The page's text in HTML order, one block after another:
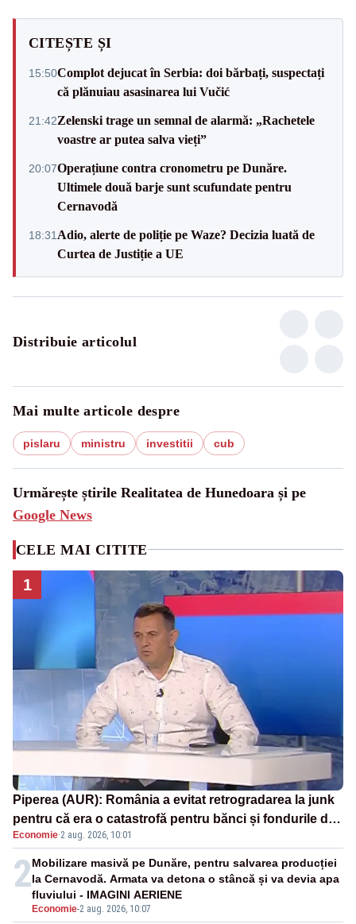
CITEȘTE ȘI
15:50Complot dejucat în Serbia: doi bărbați, suspectați
că plănuiau asasinarea lui Vučić
21:42Zelenski trage un semnal de alarmă: „Rachetele
voastre ar putea salva vieți”
20:07Operațiune contra cronometru pe Dunăre.
Ultimele două barje sunt scufundate pentru
Cernavodă
18:31 Adio, alerte de poliție pe Waze? Decizia luată de
Curtea de Justiție a UE
Distribuie articolul
Mai multe articole despre
pislaru ministru investitii cub
Urmărește știrile Realitatea de Hunedoara și pe
Google News
CELE MAI CITITE
1
Piperea (AUR): România a evitat retrogradarea la junk
pentru că era o catastrofă pentru bănci și fondurile de
pensii
Economie·2 aug. 2026, 10:01
2
Economie-2 aug. 2026, 10:07
Mobilizare masivă pe Dunăre, pentru salvarea producției
la Cernavodă. Armata va detona o stâncă și va devia apa
fluviului - IMAGINI AERIENE